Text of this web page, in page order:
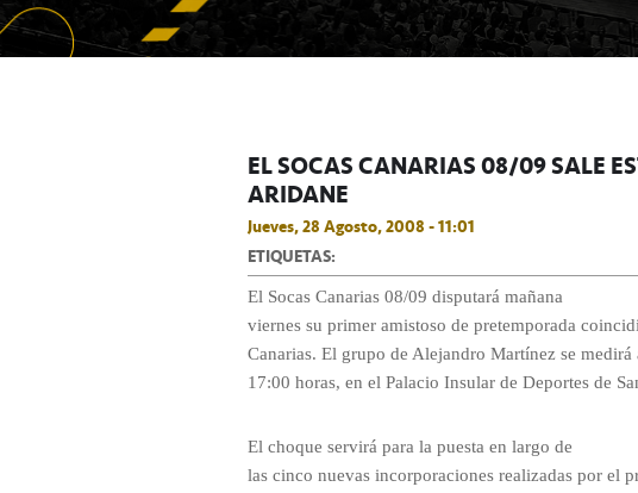
EL SOCAS CANARIAS 08/09 SALE
ARIDANE
Jueves, 28 Agosto, 2008 - 11:01
ETIQUETAS:
El Socas Canarias 08/09 disputará mañana
viernes su primer amistoso de pretemporada
Canarias. El grupo de Alejandro Martínez se
17:00 horas, en el Palacio Insular de Deportes de
El choque servirá para la puesta en largo de
las cinco nuevas incorporaciones realizadas por el